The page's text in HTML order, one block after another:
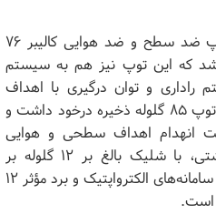
در جلوی ناوشکن سهند یک توپ ضد سطح و ضد هوایی کالیبر ۷۶
فجر ۲۷ نصب شد که این توپ نیز هم به سیستم
و توان درگیری با اهداف
سطحی و هوایی را داشت . این توپ ۸۵ گلوله ذخیره درخود داشت و
انهدام اهداف سطحی و هوایی
مختلف حتی موشک‌های ضدکشتی، با شلیک بالغ بر ۱۲ گلوله بر
دقیقه، امکان هدفگیری با رادار و سامانه‌های الکترواپتیک و برد مؤثر ۱۲